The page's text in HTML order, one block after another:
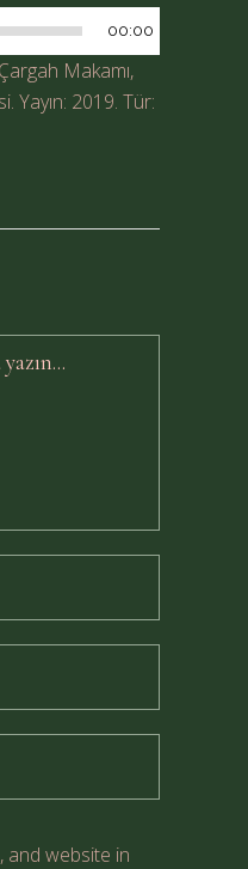
00:00
Makamı,
Yayın: 2019. Tür:
and website in